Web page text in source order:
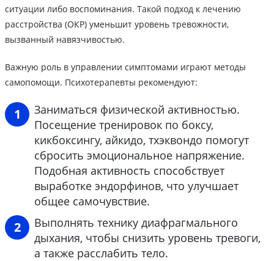
ситуации либо воспоминания. Такой подход к лечению
расстройства (ОКР) уменьшит уровень тревожности,
вызванный навязчивостью.
Важную роль в управлении симптомами играют методы
самопомощи. Психотерапевты рекомендуют:
Заниматься физической активностью.
Посещение тренировок по боксу,
кикбоксингу, айкидо, тхэквондо помогут
сбросить эмоциональное напряжение.
Подобная активность способствует
выработке эндорфинов, что улучшает
общее самочувствие.
Выполнять технику диафрагмального
дыхания, чтобы снизить уровень тревоги,
а также расслабить тело.